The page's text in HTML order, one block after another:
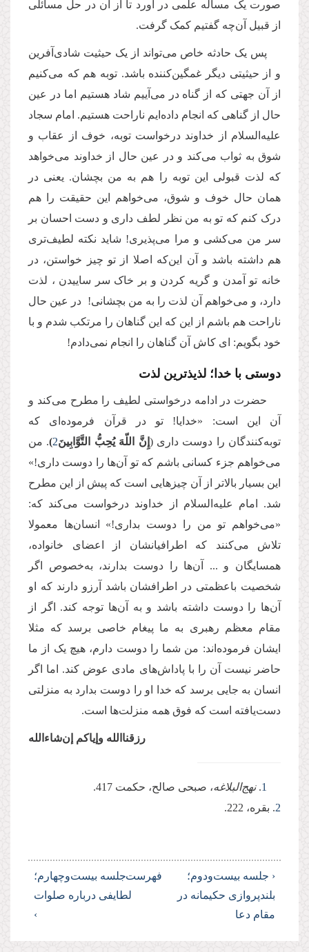
صورت یک مسأله علمی در آورد تا از آن در حل مسائلی
از قبیل آن‌چه گفتیم کمک گرفت.
پس یک حادثه خاص می‌تواند از یک حیثیت شادی‌آفرین
و از حیثیتی دیگر غمگین‌کننده باشد. توبه هم که می‌کنیم
از آن جهتی که از گناه در می‌آ‌ییم شاد هستیم اما در عین
حال از گناهی که انجام داده‌ایم ناراحت‌ هستیم. امام سجاد
علیه‌السلام از خداوند درخواست توبه، خوف از عقاب و
شوق به ثواب می‌کند و در عین حال از خداوند می‌خواهد
که لذت قبولی این توبه را هم به من بچشان. یعنی در
همان حال خوف و شوق، می‌خواهم این حقیقت را هم
درک کنم که تو به من نظر لطف داری و دست احسان بر
سر من می‌کشی و مرا می‌‌پذیری! شاید نکته لطیف‌تری
هم داشته باشد و آن این‌که اصلا از تو چیز خواستن، در
خانه تو آمدن و گریه کردن و بر خاک سر ساییدن ، لذت
دارد، و می‌خواهم آن لذت را به من بچشانی! در عین حال
ناراحت هم باشم از این که این گناهان را مرتکب شدم و با
خود بگویم: ای کاش آن گناهان را انجام نمی‌دادم!
دوستی با خدا؛‌ لذیذترین لذت
حضرت در ادامه درخواستی لطیف را مطرح می‌کند و
آن این است: «خدایا! تو در قرآن فرموده‌ای که
توبه‌کنندگان را دوست داری ( إِنَّ اللّهَ یُحِبُّ التَّوَّابِینَ2
). من
می‌خواهم جزء کسانی باشم که تو آن‌ها را دوست داری!»
این بسیار بالاتر از آن چیزهایی است که پیش از این مطرح
شد. امام علیه‌السلام از خداوند درخواست می‌کند که:
«می‌خواهم تو من را دوست بداری!» انسان‌ها معمولا
تلاش می‌کنند که اطرافیانشان از اعضای خانواده،
همسایگان و ... آن‌ها را دوست بدارند، به‌خصوص اگر
شخصیت باعظمتی در اطرافشان باشد آرزو دارند که او
آن‌ها را دوست داشته باشد و به آن‌ها توجه کند. اگر از
مقام معظم رهبری به ما پیغام خاصی برسد که مثلا
ایشان فرموده‌اند: من شما را دوست دارم، هیچ یک از ما
حاضر نیست آن را با پاداش‌های مادی عوض کند. اما اگر
انسان به جایی برسد که خدا او را دوست بدارد به منزلتی
دست‌یافته است که فوق همه منزلت‌ها است.
رزقناالله وإیاکم إن‌شاءالله
1
.نهج‌البلاغه، صبحی صالح، حکمت 417.
2. بقره، 222.
‹ جلسه بیست‌ودوم؛
بلندپروازی حکیمانه در
مقام دعا
فهرستجلسه بیست‌وچهارم؛
لطایفی درباره صلوات
›